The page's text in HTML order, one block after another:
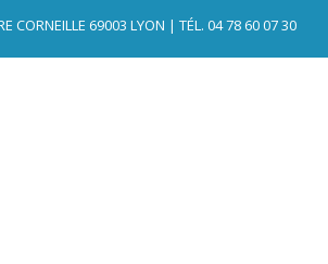
CORNEILLE 69003 LYON | TÉL. 04 78 60 07 30